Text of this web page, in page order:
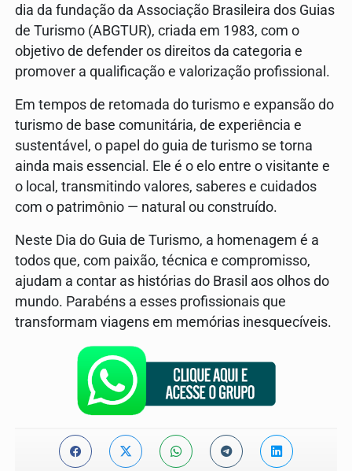
dia da fundação da Associação Brasileira dos Guias
de Turismo (ABGTUR), criada em 1983, com o
objetivo de defender os direitos da categoria e
promover a qualificação e valorização profissional.
Em tempos de retomada do turismo e expansão do
turismo de base comunitária, de experiência e
sustentável, o papel do guia de turismo se torna
ainda mais essencial. Ele é o elo entre o visitante e
o local, transmitindo valores, saberes e cuidados
com o patrimônio — natural ou construído.
Neste Dia do Guia de Turismo, a homenagem é a
todos que, com paixão, técnica e compromisso,
ajudam a contar as histórias do Brasil aos olhos do
mundo. Parabéns a esses profissionais que
transformam viagens em memórias inesquecíveis.